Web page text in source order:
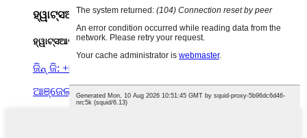
ହ୍ୱାଟ୍ସଆପ୍
ହ୍ୱାଟ୍ସଆପ୍
ଜିନ୍ ଜି: +୮୬ ୧୩୬୩୧୧୬୧୦୫୩
ଆଞ୍ଜେଲା: +୮୬ ୧୩୫୨୮୨୬୬୬୧୨